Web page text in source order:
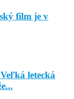
film je v
letecká